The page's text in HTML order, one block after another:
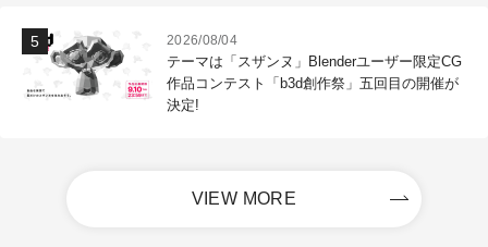
2026/08/04
テーマは「スザンヌ」Blenderユーザー限定CG
作品コンテスト「b3d創作祭」五回目の開催が
決定!
VIEW MORE